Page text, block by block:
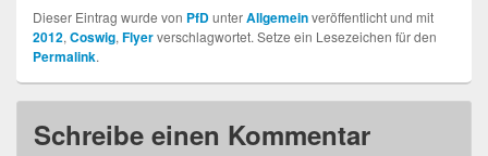
Dieser Eintrag wurde von PfDunterAllgemeinveröffentlicht und mit
2012, Coswig, Flyerverschlagwortet. Setze ein Lesezeichen für den
Permalink.
Schreibe einen Kommentar